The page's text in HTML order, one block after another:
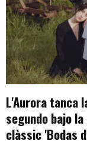
L'Aurora tanca
segundo bajo
clàssic 'Bodas